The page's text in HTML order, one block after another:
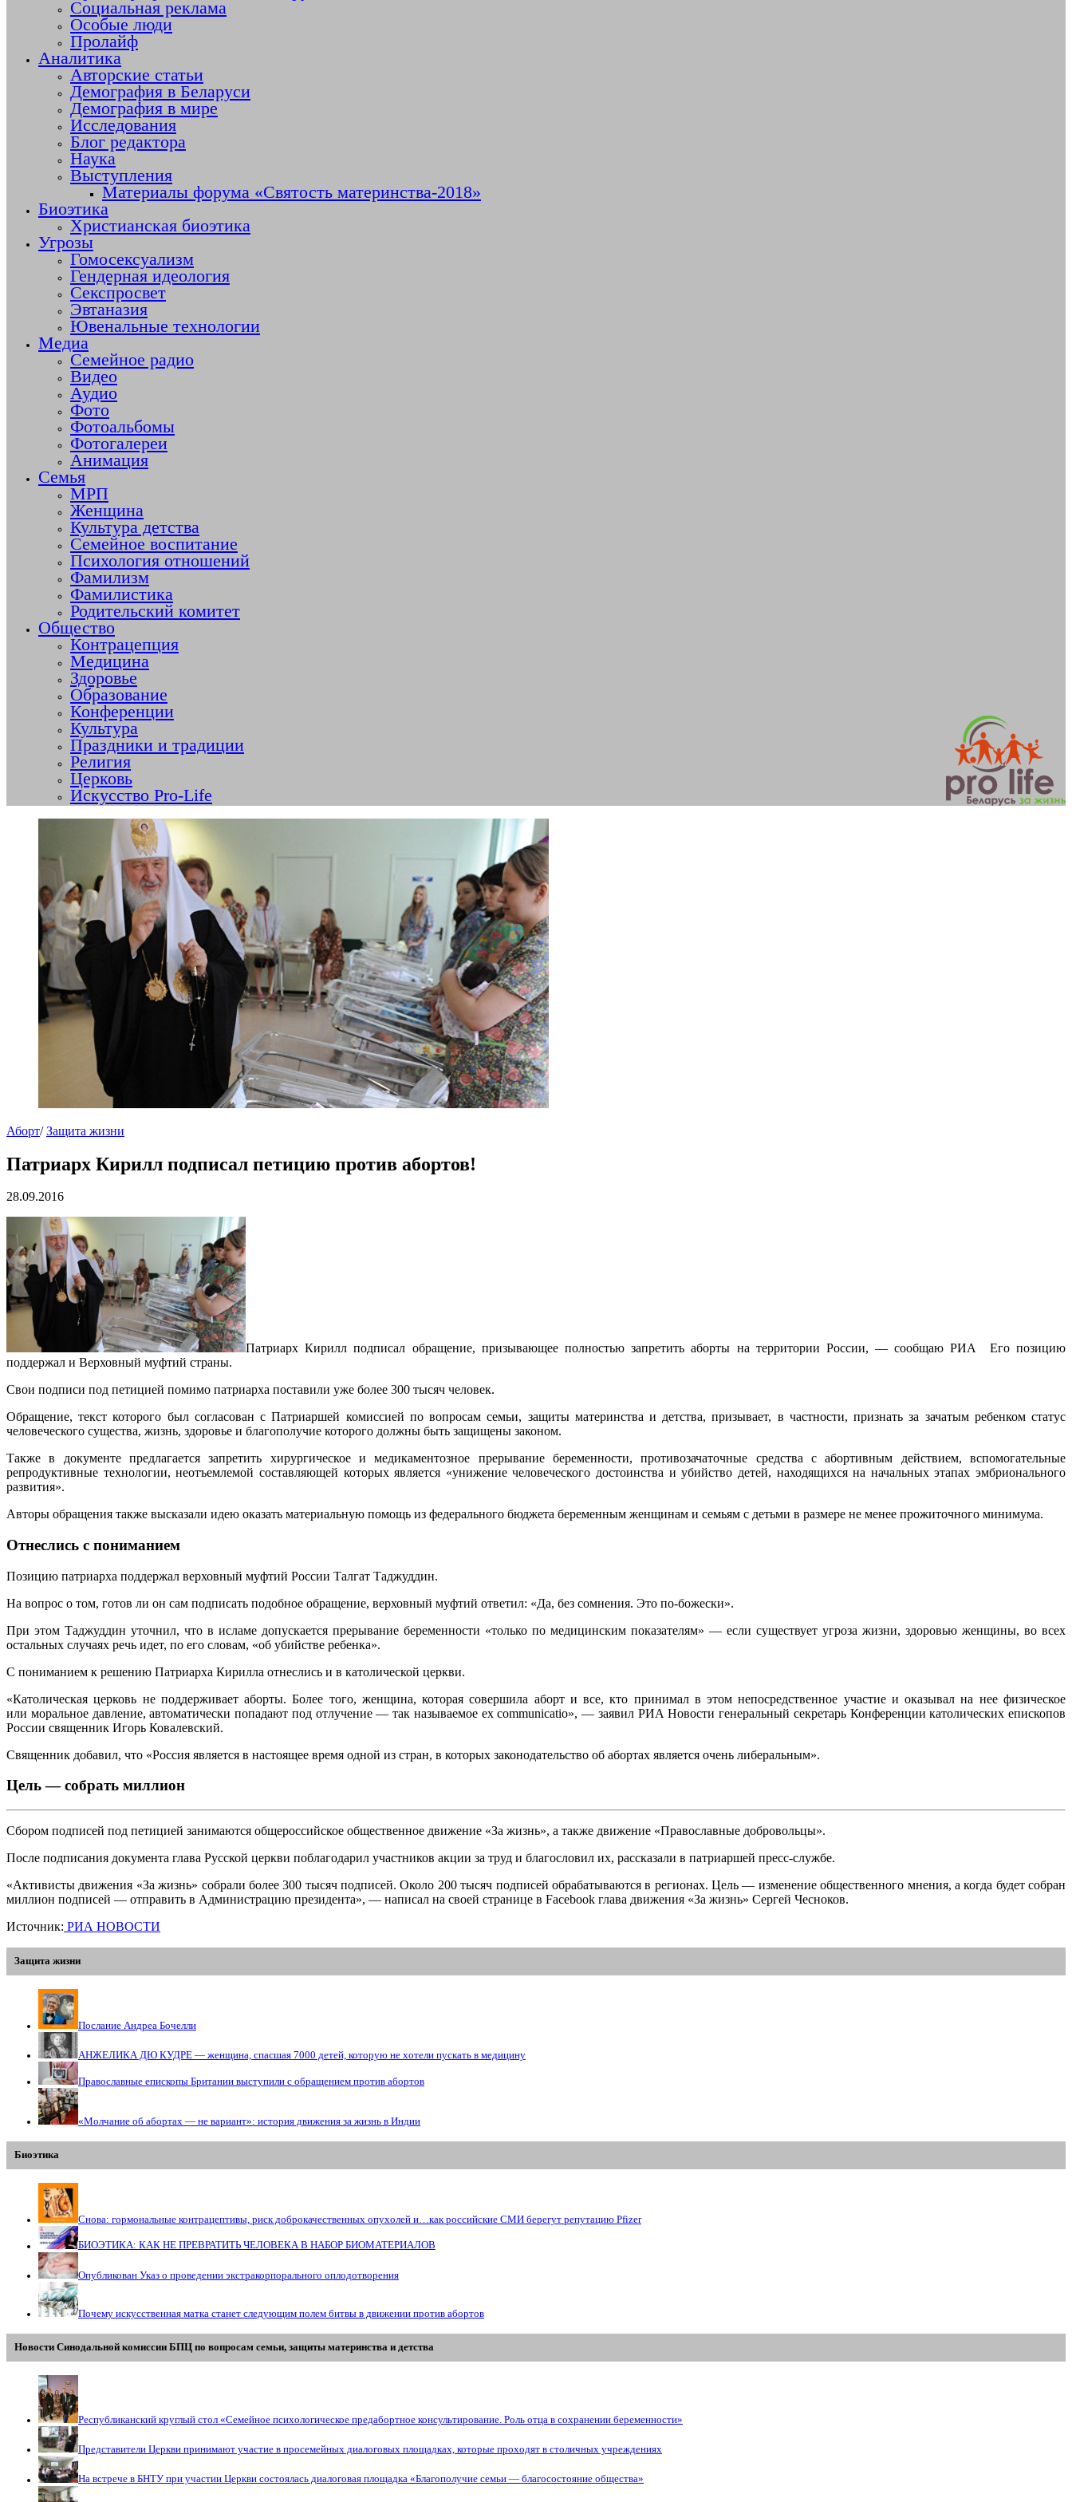
Социальная реклама
Особые люди
Пролайф
Аналитика
Авторские статьи
Демография в Беларуси
Демография в мире
Исследования
Блог редактора
Наука
Выступления
Материалы форума «Святость материнства-2018»
Биоэтика
Христианская биоэтика
Угрозы
Гомосексуализм
Гендерная идеология
Секспросвет
Эвтаназия
Ювенальные технологии
Медиа
Семейное радио
Видео
Аудио
Фото
Фотоальбомы
Фотогалереи
Анимация
Семья
МРП
Женщина
Культура детства
Семейное воспитание
Психология отношений
Фамилизм
Фамилистика
Родительский комитет
Общество
Контрацепция
Медицина
Здоровье
Образование
Конференции
Культура
Праздники и традиции
Религия
Церковь
Искусство Pro-Life
Аборт/Защита жизни
Патриарх Кирилл подписал петицию против абортов!
28.09.2016
Патриарх Кирилл подписал обращение, призывающее полностью запретить аборты на территории России, — сообщаю РИА Его позицию
поддержал и Верховный муфтий страны.
Свои подписи под петицией помимо патриарха поставили уже более 300 тысяч человек.
Обращение, текст которого был согласован с Патриаршей комиссией по вопросам семьи, защиты материнства и детства, призывает, в частности, признать за зачатым ребенком статус
человеческого существа, жизнь, здоровье и благополучие которого должны быть защищены законом.
Также в документе предлагается запретить хирургическое и медикаментозное прерывание беременности, противозачаточные средства с абортивным действием, вспомогательные
репродуктивные технологии, неотъемлемой составляющей которых является «унижение человеческого достоинства и убийство детей, находящихся на начальных этапах эмбрионального
развития».
Авторы обращения также высказали идею оказать материальную помощь из федерального бюджета беременным женщинам и семьям с детьми в размере не менее прожиточного минимума.
Отнеслись с пониманием
Позицию патриарха поддержал верховный муфтий России Талгат Таджуддин.
На вопрос о том, готов ли он сам подписать подобное обращение, верховный муфтий ответил: «Да, без сомнения. Это по-божески».
При этом Таджуддин уточнил, что в исламе допускается прерывание беременности «только по медицинским показателям» — если существует угроза жизни, здоровью женщины, во всех
остальных случаях речь идет, по его словам, «об убийстве ребенка».
С пониманием к решению Патриарха Кирилла отнеслись и в католической церкви.
«Католическая церковь не поддерживает аборты. Более того, женщина, которая совершила аборт и все, кто принимал в этом непосредственное участие и оказывал на нее физическое
или моральное давление, автоматически попадают под отлучение — так называемое ex communicatio», — заявил РИА Новости генеральный секретарь Конференции католических епископов
России священник Игорь Ковалевский.
Священник добавил, что «Россия является в настоящее время одной из стран, в которых законодательство об абортах является очень либеральным».
Цель — собрать миллион
Сбором подписей под петицией занимаются общероссийское общественное движение «За жизнь», а также движение «Православные добровольцы».
После подписания документа глава Русской церкви поблагодарил участников акции за труд и благословил их, рассказали в патриаршей пресс-службе.
«Активисты движения «За жизнь» собрали более 300 тысяч подписей. Около 200 тысяч подписей обрабатываются в регионах. Цель — изменение общественного мнения, а когда будет собран
миллион подписей — отправить в Администрацию президента», — написал на своей странице в Facebook глава движения «За жизнь» Сергей Чесноков.
Источник: РИА НОВОСТИ
Защита жизни
Послание Андреа Бочелли
АНЖЕЛИКА ДЮ КУДРЕ — женщина, спасшая 7000 детей, которую не хотели пускать в медицину
Православные епископы Британии выступили с обращением против абортов
«Молчание об абортах — не вариант»: история движения за жизнь в Индии
Биоэтика
Снова: гормональные контрацептивы, риск доброкачественных опухолей и…как российские СМИ берегут репутацию Pfizer
БИОЭТИКА: КАК НЕ ПРЕВРАТИТЬ ЧЕЛОВЕКА В НАБОР БИОМАТЕРИАЛОВ
Опубликован Указ о проведении экстракорпорального оплодотворения
Почему искусственная матка станет следующим полем битвы в движении против абортов
Новости Синодальной комиссии БПЦ по вопросам семьи, защиты материнства и детства
Республиканский круглый стол «Семейное психологическое предабортное консультирование. Роль отца в сохранении беременности»
Представители Церкви принимают участие в просемейных диалоговых площадках, которые проходят в столичных учреждениях
На встрече в БНТУ при участии Церкви состоялась диалоговая площадка «Благополучие семьи — благосостояние общества»